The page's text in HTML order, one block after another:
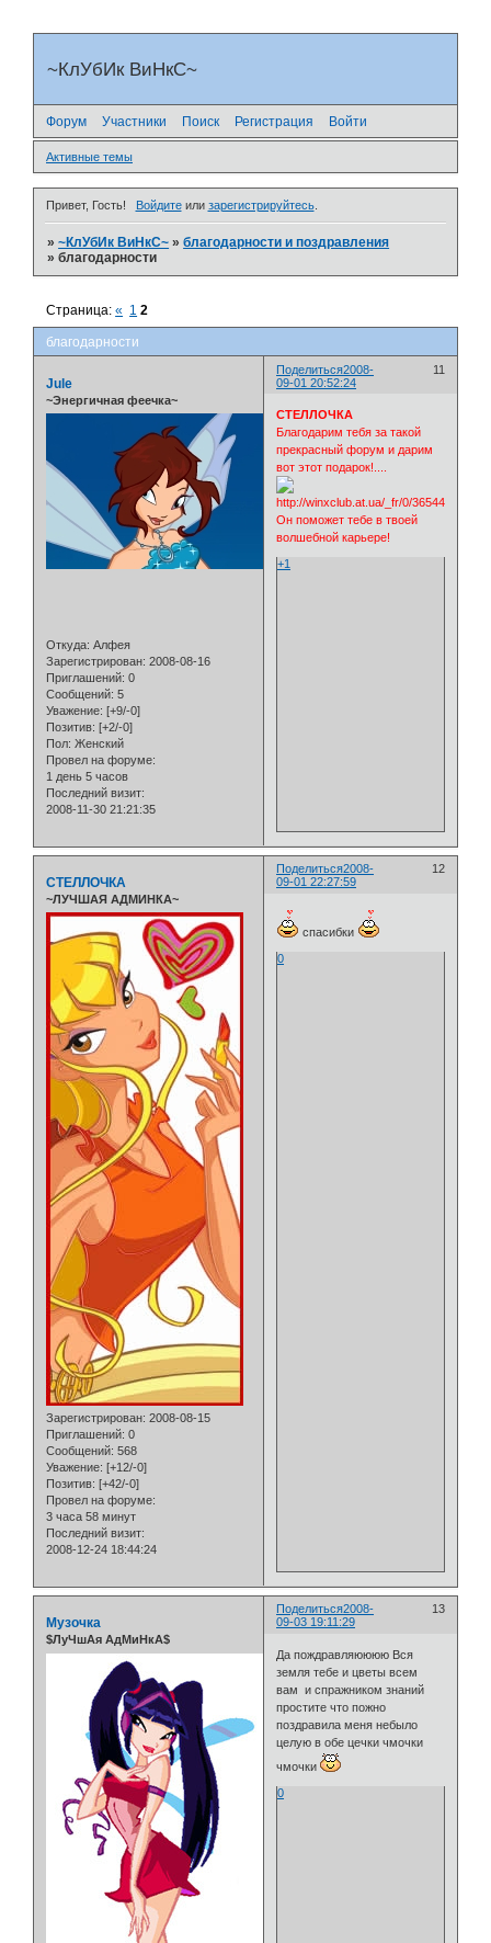
~КлУбИк ВиНкС~
Форум Участники Поиск Регистрация Войти
Активные темы
Привет, Гость! Войдитеили зарегистрируйтесь.
»~КлУбИк ВиНкС~ »благодарности и поздравления
»благодарности
благодарности
Страница:« 1 2
Поделиться 11
2008-
09-01 20:52:24
Jule
~Энергичная феечка~
Откуда: Алфея
Зарегистрирован: 2008-08-16
Приглашений: 0
Сообщений: 5
Уважение: [+9/-0]
Позитив: [+2/-0]
Пол: Женский
Провел на форуме:
1 день 5 часов
Последний визит:
2008-11-30 21:21:35
СТЕЛЛОЧКА
Благодарим тебя за такой
прекрасный форум и дарим
вот этот подарок!....
Он поможет тебе в твоей
волшебной карьере!
+1
Поделиться 12
2008-
09-01 22:27:59
СТЕЛЛОЧКА
~ЛУЧШАЯ АДМИНКА~
Зарегистрирован: 2008-08-15
Приглашений: 0
Сообщений: 568
Уважение: [+12/-0]
Позитив: [+42/-0]
Провел на форуме:
3 часа 58 минут
Последний визит:
2008-12-24 18:44:24
спасибки
0
Поделиться 13
2008-
09-03 19:11:29
Музочка
$ЛуЧшАя АдМиНкА$
Да пождравляюююю Вся
земля тебе и цветы всем
вам и спражником знаний
простите что пожно
поздравила меня небыло
целую в обе цечки чмочки
чмочки
0